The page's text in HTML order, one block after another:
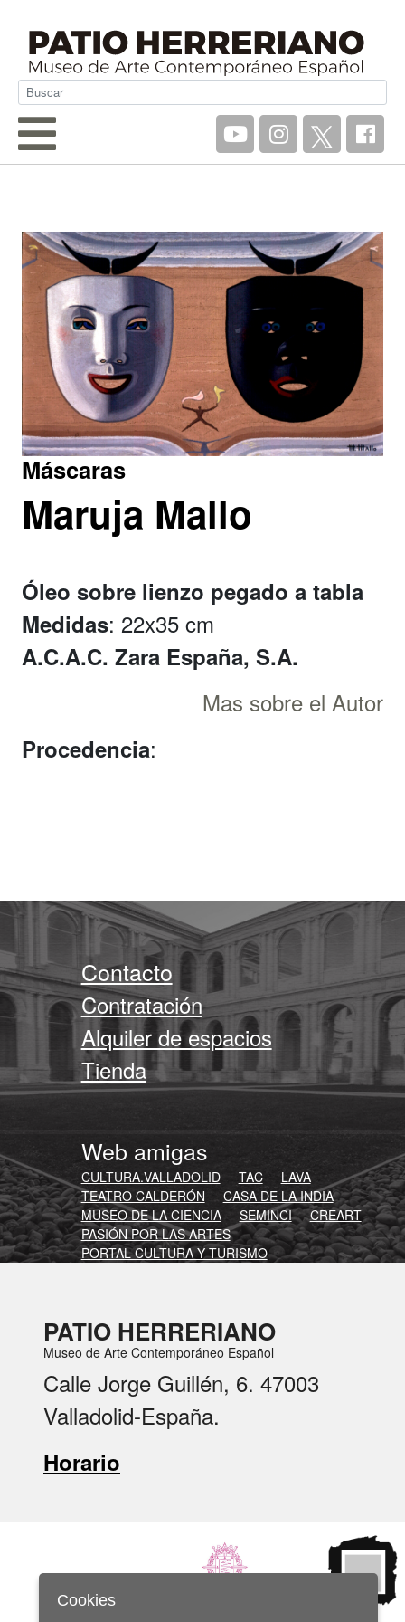
Máscaras
Maruja Mallo
Óleo sobre lienzo pegado a tabla
Medidas: 22x35 cm
A.C.A.C. Zara España, S.A.
Mas sobre el Autor
Procedencia:
Contacto
Contratación
Alquiler de espacios
Tienda
Web amigas
CULTURA.VALLADOLID TAC
LAVA
TEATRO CALDERÓN
CASA DE LA INDIA
MUSEO DE LA CIENCIA
SEMINCI
CREART
PASIÓN POR LAS ARTES
PORTAL CULTURA Y TURISMO
PATIO HERRERIANO
Museo de Arte Contemporáneo Español
Calle Jorge Guillén, 6. 47003
Valladolid-España.
Horario
Cookies